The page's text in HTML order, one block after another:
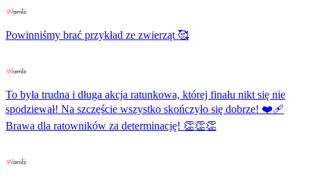
Powinniśmy brać przykład ze zwierząt 🥰
To była trudna i długa akcja ratunkowa, której finału nikt się nie
spodziewał! Na szczęście wszystko skończyło się dobrze! ❤️‍🩹
Brawa dla ratowników za determinację! 👏👏👏